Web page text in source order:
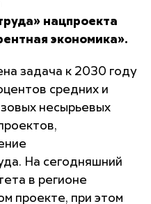
нацпроекта
экономика».
задача к 2030 году
средних и
несырьевых
На сегодняшний
в регионе
проекте, при этом